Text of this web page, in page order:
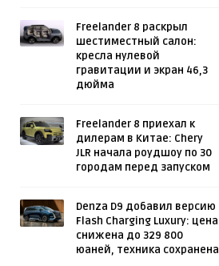
Freelander 8 раскрыл
шестиместный салон:
кресла нулевой
гравитации и экран 46,3
дюйма
Freelander 8 приехал к
дилерам в Китае: Chery
JLR начала роудшоу по 30
городам перед запуском
Denza D9 добавил версию
Flash Charging Luxury: цена
снижена до 329 800
юаней, техника сохранена